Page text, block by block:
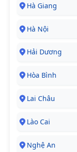
Hà Giang
Hà Nội
Hải Dương
Hòa Bình
Lai Châu
Lào Cai
Nghệ An